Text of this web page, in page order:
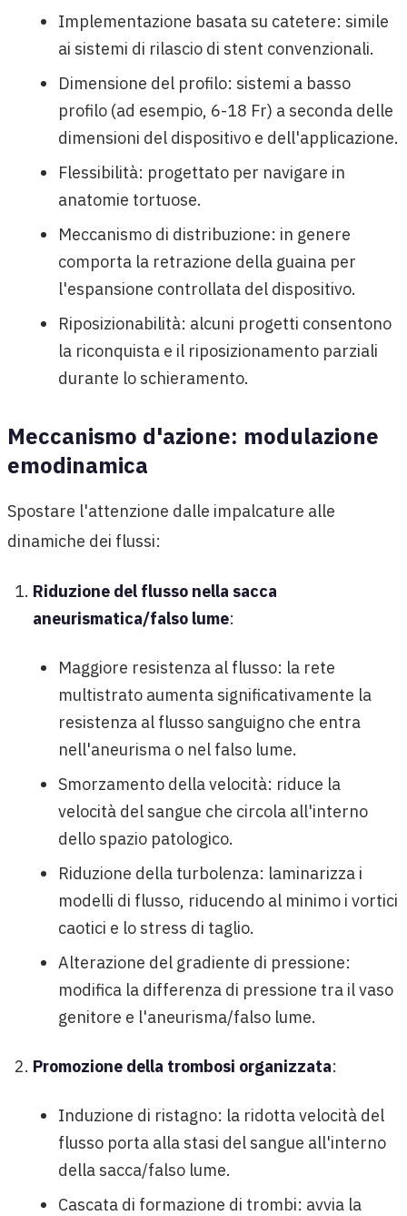
Implementazione basata su catetere: simile
ai sistemi di rilascio di stent convenzionali.
Dimensione del profilo: sistemi a basso
profilo (ad esempio, 6-18 Fr) a seconda delle
dimensioni del dispositivo e dell'applicazione.
Flessibilità: progettato per navigare in
anatomie tortuose.
Meccanismo di distribuzione: in genere
comporta la retrazione della guaina per
l'espansione controllata del dispositivo.
Riposizionabilità: alcuni progetti consentono
la riconquista e il riposizionamento parziali
durante lo schieramento.
Meccanismo d'azione: modulazione
emodinamica
Spostare l'attenzione dalle impalcature alle
dinamiche dei flussi:
Riduzione del flusso nella sacca
aneurismatica/falso lume:
Maggiore resistenza al flusso: la rete
multistrato aumenta significativamente la
resistenza al flusso sanguigno che entra
nell'aneurisma o nel falso lume.
Smorzamento della velocità: riduce la
velocità del sangue che circola all'interno
dello spazio patologico.
Riduzione della turbolenza: laminarizza i
modelli di flusso, riducendo al minimo i vortici
caotici e lo stress di taglio.
Alterazione del gradiente di pressione:
modifica la differenza di pressione tra il vaso
genitore e l'aneurisma/falso lume.
Promozione della trombosi organizzata:
Induzione di ristagno: la ridotta velocità del
flusso porta alla stasi del sangue all'interno
della sacca/falso lume.
Cascata di formazione di trombi: avvia la